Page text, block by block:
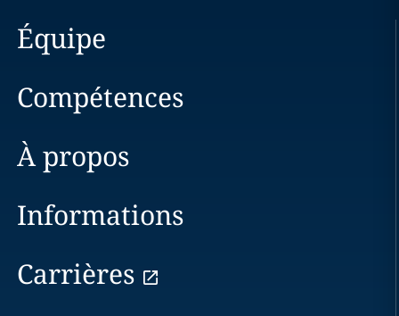
Équipe
Compétences
À propos
Informations
Carrières